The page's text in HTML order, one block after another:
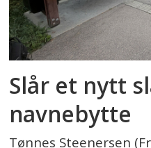
Slår et nytt
navnebytte
Tønnes Steenersen